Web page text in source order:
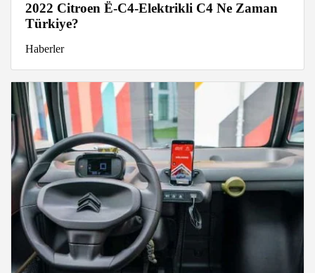
2022 Citroen Ë-C4-Elektrikli C4 Ne Zaman
Türkiye?
Haberler